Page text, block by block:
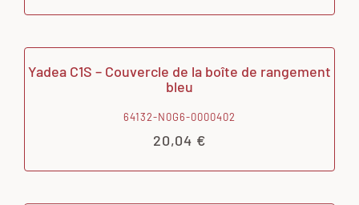
Yadea C1S – Couvercle de la boîte de rangement
bleu
64132-N0G6-0000402
20,04 €